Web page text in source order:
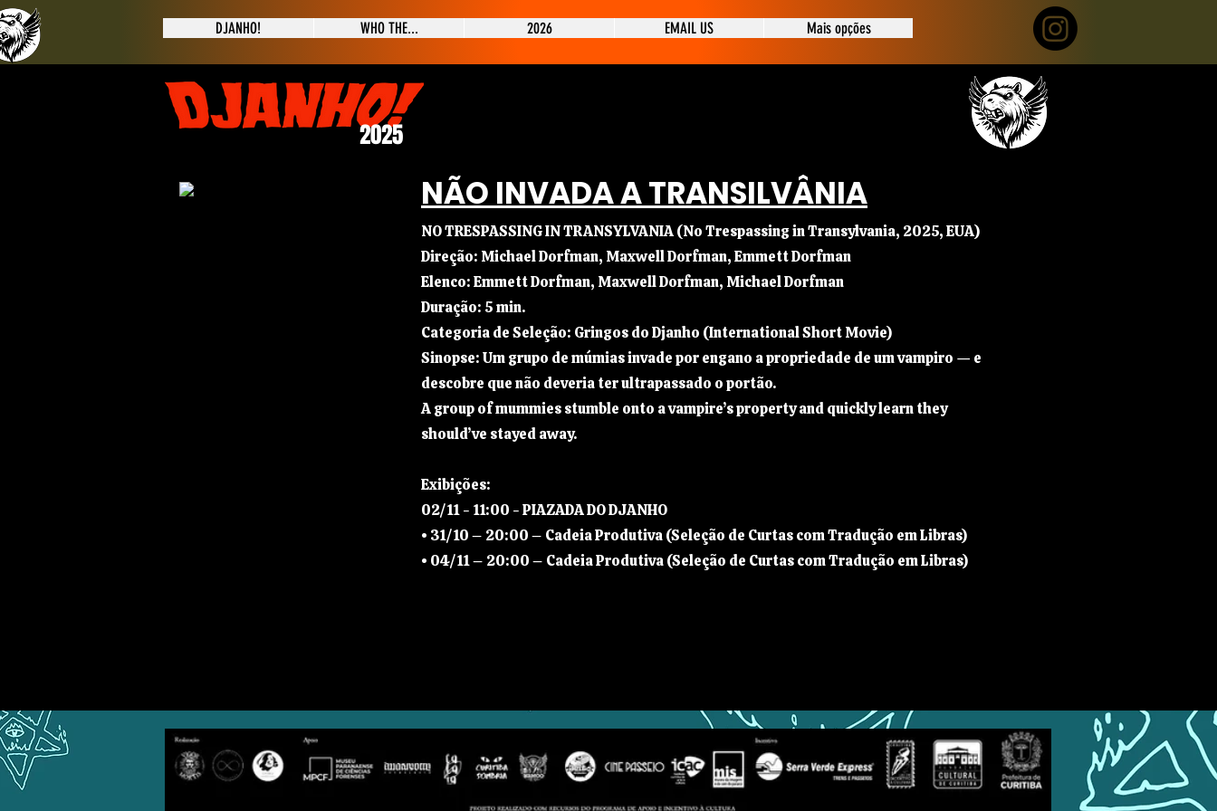
DJANHO! WHO THE... 2026 EMAIL US Mais opções
2025
NÃO INVADA A TRANSILVÂNIA
NO TRESPASSING IN TRANSYLVANIA (No Trespassing in Transylvania, 2025, EUA)
Direção: Michael Dorfman, Maxwell Dorfman, Emmett Dorfman
Elenco: Emmett Dorfman, Maxwell Dorfman, Michael Dorfman
Duração: 5 min.
Categoria de Seleção: Gringos do Djanho (International Short Movie)
Sinopse: Um grupo de múmias invade por engano a propriedade de um vampiro — e
descobre que não deveria ter ultrapassado o portão.
A group of mummies stumble onto a vampire’s property and quickly learn they
should’ve stayed away.
Exibições:
02/11 - 11:00 - PIAZADA DO DJANHO
• 31/10 – 20:00 – Cadeia Produtiva (Seleção de Curtas com Tradução em Libras)
• 04/11 – 20:00 – Cadeia Produtiva (Seleção de Curtas com Tradução em Libras)